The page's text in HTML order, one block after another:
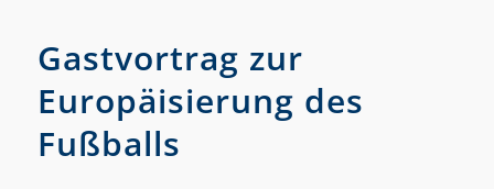
Gastvortrag zur
Europäisierung des
Fußballs